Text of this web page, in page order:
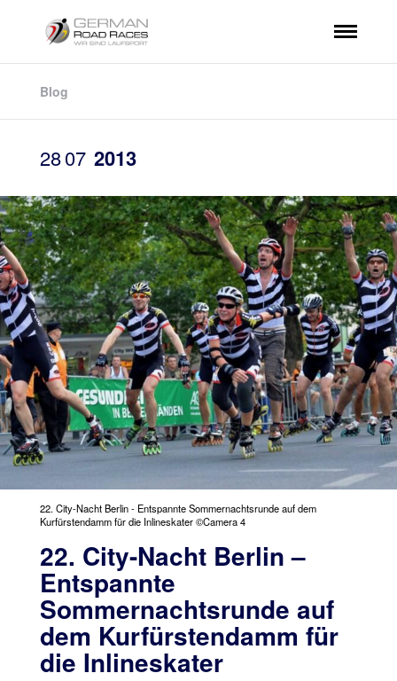
Blog
2807 2013
22. City-Nacht Berlin - Entspannte Sommernachtsrunde auf dem
Kurfürstendamm für die Inlineskater ©Camera 4
22. City-Nacht Berlin –
Entspannte
Sommernachtsrunde auf
dem Kurfürstendamm für
die Inlineskater